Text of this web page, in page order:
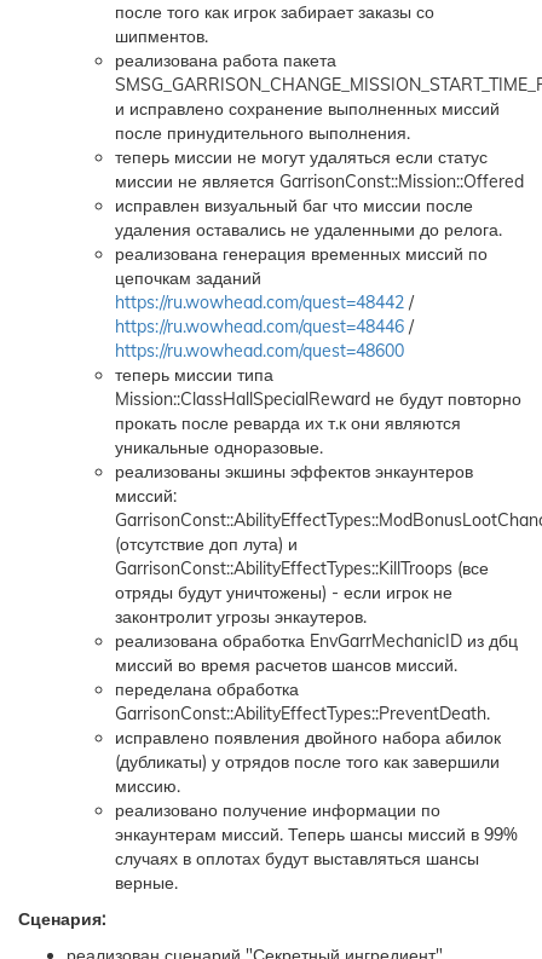
после того как игрок забирает заказы со
шипментов.
реализована работа пакета
и исправлено сохранение выполненных миссий
после принудительного выполнения.
теперь миссии не могут удаляться если статус
миссии не является GarrisonConst::Mission::Offered
исправлен визуальный баг что миссии после
удаления оставались не удаленными до релога.
реализована генерация временных миссий по
цепочкам заданий
https://ru.wowhead.com/quest=48442 /
https://ru.wowhead.com/quest=48446 /
https://ru.wowhead.com/quest=48600
теперь миссии типа
Mission::ClassHallSpecialReward не будут повторно
прокать после реварда их т.к они являются
уникальные одноразовые.
реализованы экшины эффектов энкаунтеров
миссий:
(отсутствие доп лута) и
GarrisonConst::AbilityEffectTypes::KillTroops (все
отряды будут уничтожены) - если игрок не
законтролит угрозы энкаутеров.
реализована обработка EnvGarrMechanicID из дбц
миссий во время расчетов шансов миссий.
переделана обработка
GarrisonConst::AbilityEffectTypes::PreventDeath.
исправлено появления двойного набора абилок
(дубликаты) у отрядов после того как завершили
миссию.
реализовано получение информации по
энкаунтерам миссий. Теперь шансы миссий в 99%
случаях в оплотах будут выставляться шансы
верные.
Сценария: